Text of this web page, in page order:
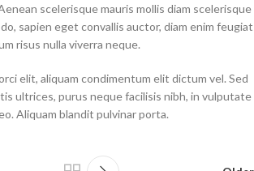
scelerisque mauris mollis diam scelerisque
sapien eget convallis auctor, diam enim feugiat
risus nulla viverra neque.
elit, aliquam condimentum elit dictum vel. Sed
ultrices, purus neque facilisis nibh, in vulputate
Aliquam blandit pulvinar porta.